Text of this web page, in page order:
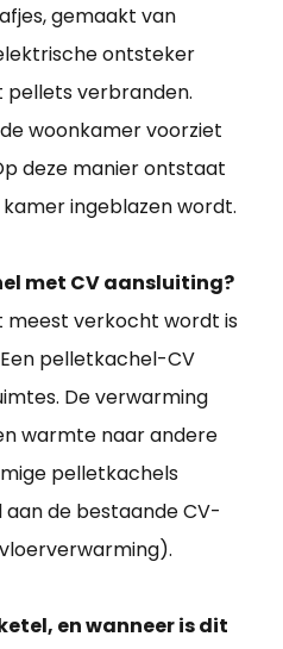
gemaakt van
ontsteker
verbranden.
woonkamer voorziet
deze manier ontstaat
ingeblazen wordt.
met CV aansluiting?
meest verkocht wordt is
pelletkachel-CV
De verwarming
warmte naar andere
pelletkachels
de bestaande CV-
en wanneer is dit